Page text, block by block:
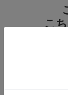
こ
お仕立て後、お客